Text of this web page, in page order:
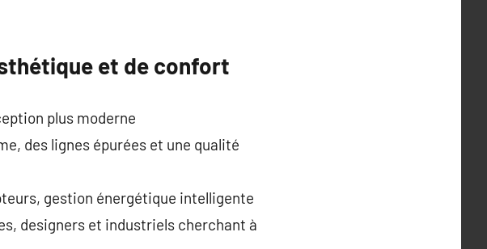
et de confort
plus moderne
des lignes épurées et une qualité
gestion énergétique intelligente
designers et industriels cherchant à